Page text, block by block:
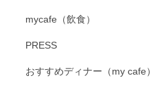
mycafe（飲食）
PRESS
おすすめディナー（my cafe）